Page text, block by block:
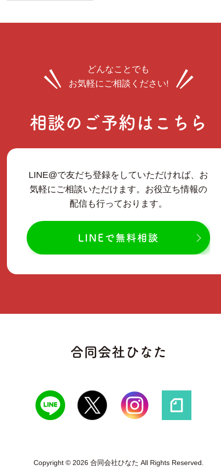
どんなことでも
お気軽にご相談ください!
相談のご予約はこちら
LINE@で友だち登録をしていただければ、お
気軽にご相談いただけます。お役立ち情報の
配信も行っております。
LINEで無料相談
合同会社ひなた
Copyright © 2026 合同会社ひなた All Rights Reserved.